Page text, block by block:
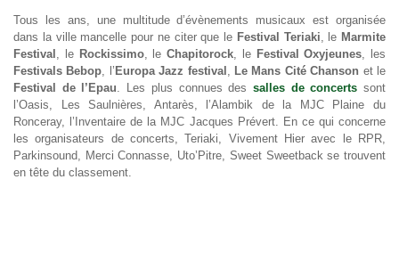
Tous les ans, une multitude d’évènements musicaux est organisée
dans la ville mancelle pour ne citer que le Festival Teriaki , le Marmite
Festival , le Rockissimo, le Chapitorock , le Festival Oxyjeunes , les
Festivals Bebop , l’Europa Jazz festival Le Mans Cité Chanson et le
Festival de l’Epau . Les plus connues des salles de concerts sont
l’Oasis, Les Saulnières, Antarès, l’Alambik de la MJC Plaine du
Ronceray, l’Inventaire de la MJC Jacques Prévert. En ce qui concerne
les organisateurs de concerts, Teriaki, Vivement Hier avec le RPR,
Parkinsound, Merci Connasse, Uto’Pitre, Sweet Sweetback se trouvent
en tête du classement.